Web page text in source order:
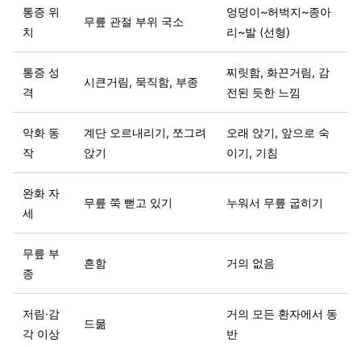
통증 위
치
무릎 관절 부위 국소
엉덩이~허벅지~종아
리~발 (선형)
통증 성
격
시큰거림, 묵직함, 부종
찌릿함, 화끈거림, 감
전된 듯한 느낌
악화 동
작
계단 오르내리기, 쪼그려
앉기
오래 앉기, 앞으로 숙
이기, 기침
완화 자
세
무릎 쭉 뻗고 있기 누워서 무릎 굽히기
무릎 부
종
흔함 거의 없음
저림·감
각 이상
드묾
거의 모든 환자에서 동
반